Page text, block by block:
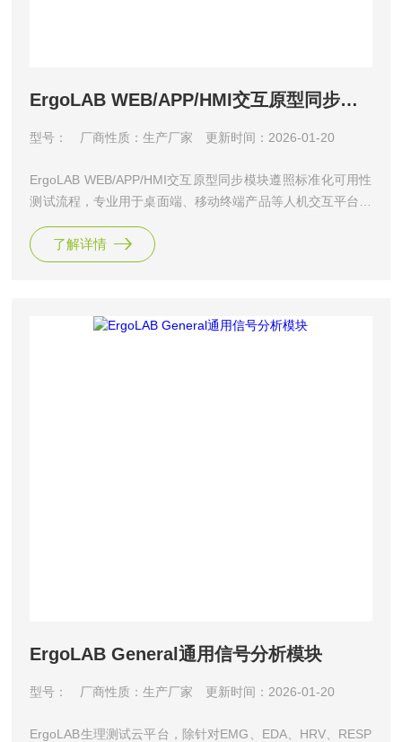
ErgoLAB WEB/APP/HMI交互原型同步模块
型号： 厂商性质：生产厂家 更新时间：2026-01-20
ErgoLAB WEB/APP/HMI交互原型同步模块遵照标准化可用性
测试流程，专业用于桌面端、移动终端产品等人机交互平台的
区自动识别与自定义编辑等功能，通过ErgoLAB人机环境同步
云平台支持在测试过程中实时采集与监控被试的各项数据指
了解详情
ErgoLAB General通用信号分析模块
型号： 厂商性质：生产厂家 更新时间：2026-01-20
ErgoLAB生理测试云平台，除针对EMG、EDA、HRV、RESP